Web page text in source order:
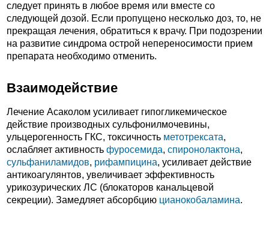
следует принять в любое время или вместе со
следующей дозой. Если пропущено несколько доз, то, не
прекращая лечения, обратиться к врачу. При подозрении
на развитие синдрома острой непереносимости прием
препарата необходимо отменить.
Взаимодействие
Лечение Асаколом усиливает гипогликемическое
действие производных сульфонилмочевины,
ульцерогенность ГКС, токсичность метотрексата,
ослабляет активность фуросемида, спиронолактона,
сульфаниламидов, рифампицина, усиливает действие
антикоагулянтов, увеличивает эффективность
урикозурических ЛС (блокаторов канальцевой
секреции). Замедляет абсорбцию цианокобаламина.